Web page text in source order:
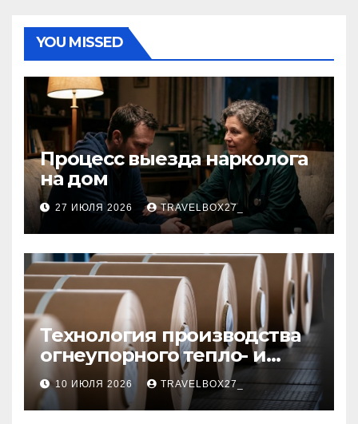
YOU MISSED
Процесс выезда нарколога
на дом
27 ИЮЛЯ 2026 TRAVELBOX27_
Технология производства
огнеупорного тепло- и
звукоизоляционного
картона из
муллитокремнеземистого
10 ИЮЛЯ 2026 TRAVELBOX27_